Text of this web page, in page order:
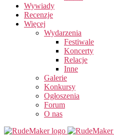
Wywiady
Recenzje
Więcej
Wydarzenia
Festiwale
Koncerty
Relacje
Inne
Galerie
Konkursy
Ogłoszenia
Forum
O nas